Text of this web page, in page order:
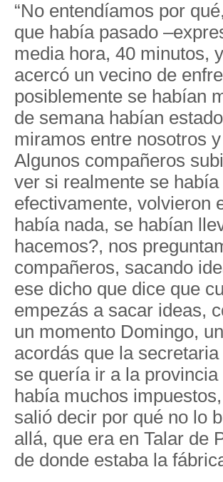
“No entendíamos por
que había pasado
media hora, 40 minutos,
acercó un vecino de
posiblemente se habían
de semana habían
miramos entre nosotros
Algunos compañeros
ver si realmente se
efectivamente, volvieron
había nada, se habían
hacemos?, nos
compañeros, sacando
ese dicho que dice que
empezás a sacar ideas,
un momento Domingo,
acordás que la
se quería ir a la
había muchos
salió decir por qué no lo
allá, que era en Talar de
de donde estaba la